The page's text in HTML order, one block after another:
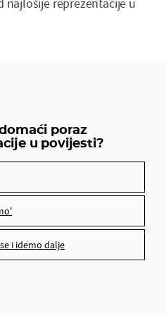
najlošije reprezentacije u
poraz
u povijesti?
i idemo dalje
nitko nije kriv, događa se i idemo dalje